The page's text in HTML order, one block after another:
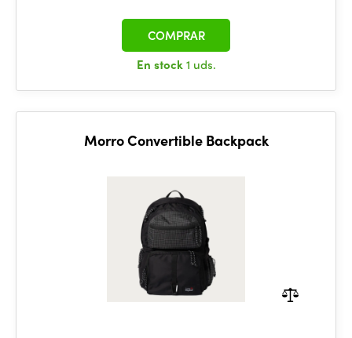
En stock1 uds.
COMPRAR
Morro Convertible Backpack